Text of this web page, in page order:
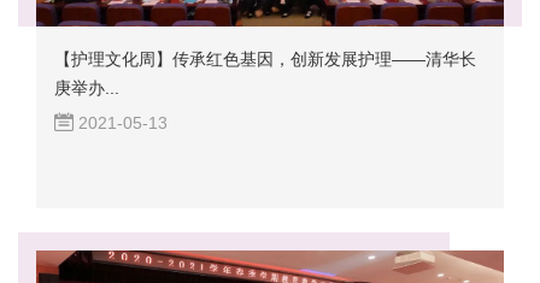
【护理文化周】传承红色基因，创新发展护理——清华长
庚举办...
2021-05-13